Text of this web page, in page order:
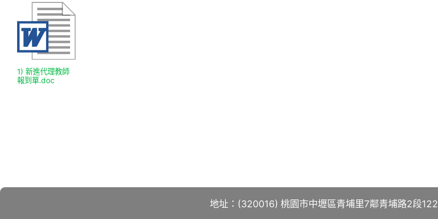
1) 新進代理教師
報到單.doc
地址：(320016) 桃園市中壢區青埔里7鄰青埔路2段